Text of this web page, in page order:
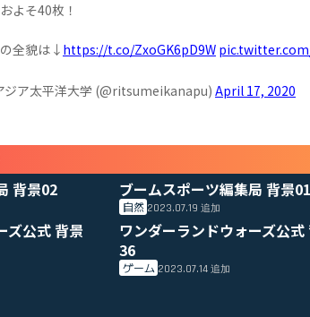
よそ40枚！
全貌は↓ https://t.co/ZxoGK6pD9W
ジア太平洋大学 (@ritsumeikanapu) April 17, 2020
背景02 ブームスポーツ編集局 背景01
自然 2023.07.19 追加
ズ公式 背景
ワンダーランドウォーズ公式
36
ゲーム 2023.07.14 追加